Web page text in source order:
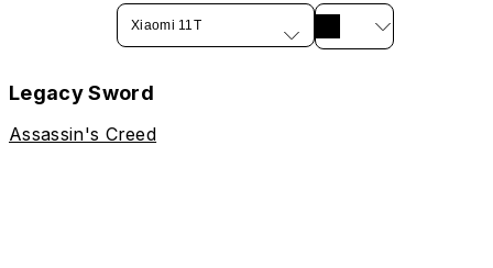
Xiaomi 11T
Legacy Sword
Assassin's Creed